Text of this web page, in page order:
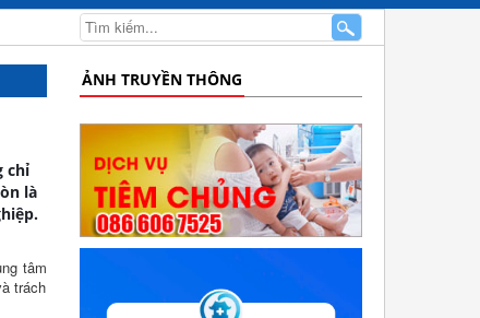
chỉ
là
tâm
trách
ẢNH TRUYỀN THÔNG